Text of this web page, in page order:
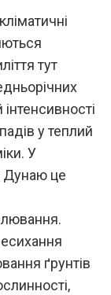
тут
у теплий
У
Дунаю це
ґрунтів